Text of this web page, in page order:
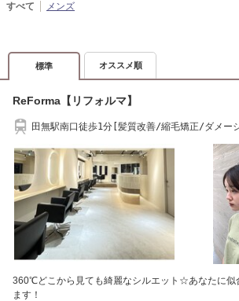
すべて メンズ
標準 オススメ順
ReForma【リフォルマ】
田無駅南口徒歩1分[髪質改善/縮毛矯正/ダメー
360℃どこから見ても綺麗なシルエット☆あなたに似
ます！